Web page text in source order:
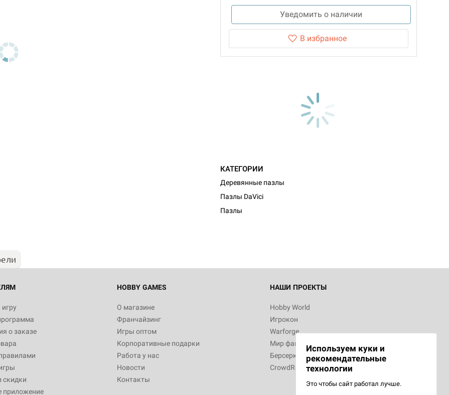
Уведомить о наличии
В избранное
КАТЕГОРИИ
Деревянные пазлы
Пазлы DaVici
Пазлы
о заказе
скидки
приложение
HOBBY GAMES
О магазине
Франчайзинг
Игры оптом
Корпоративные подарки
Работа у нас
Новости
Контакты
НАШИ ПРОЕКТЫ
Hobby World
Игрокон
Warforge
Мир фантастики
Берсерк
CrowdRepublic
Используем куки и
рекомендательные
технологии
Это чтобы сайт работал лучше.